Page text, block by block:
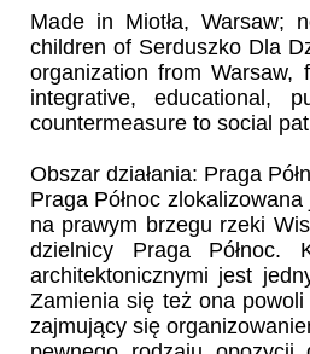
Made in Miotła, Warsaw;
children of Serduszko Dla
organization from
integrative, educational,
countermeasure to social
Obszar działania: Praga
Praga Północ
na prawym brzegu rzeki
dzielnicy Praga Północ.
architektonicznymi jest
Zamienia się też ona
zajmujący się